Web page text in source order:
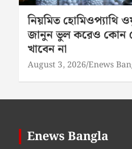
নিয়মিত হোমিওপ্যাথি
জানুন ভুল করেও কোন
খাবেন না
August 3, 2026 Enews
Enews Bangla